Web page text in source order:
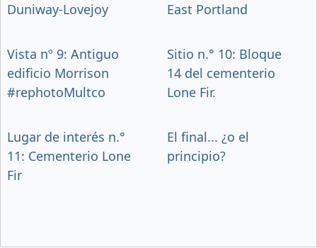
Duniway-Lovejoy
East Portland
Vista nº 9: Antiguo
edificio Morrison
#rephotoMultco
Sitio n.° 10: Bloque
14 del cementerio
Lone Fir.
Lugar de interés n.°
11: Cementerio Lone
Fir
El final... ¿o el
principio?